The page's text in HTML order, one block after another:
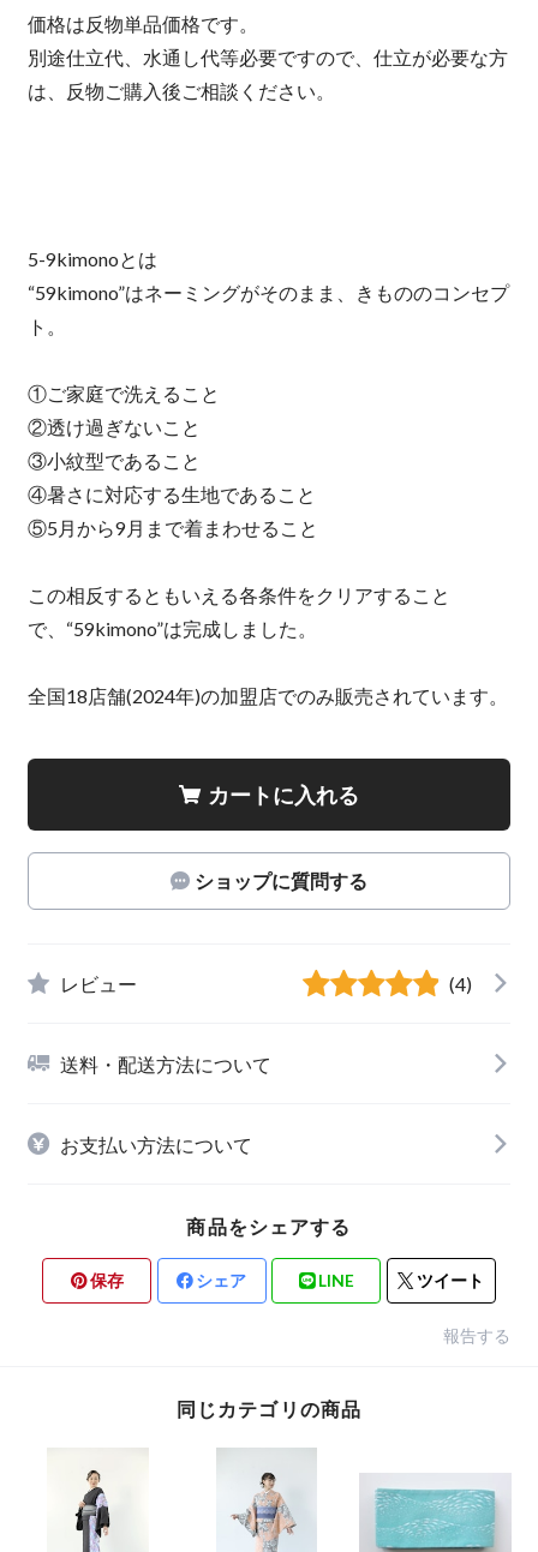
価格は反物単品価格です。
別途仕立代、水通し代等必要ですので、仕立が必要な方
は、反物ご購入後ご相談ください。
5-9kimonoとは
“59kimono”はネーミングがそのまま、きもののコンセプ
ト。
①ご家庭で洗えること
②透け過ぎないこと
③小紋型であること
④暑さに対応する生地であること
⑤5月から9月まで着まわせること
この相反するともいえる各条件をクリアすること
で、“59kimono”は完成しました。
全国18店舗(2024年)の加盟店でのみ販売されています。
カートに入れる
ショップに質問する
レビュー (4)
送料・配送方法について
お支払い方法について
商品をシェアする
保存 シェア LINE ツイート
報告する
同じカテゴリの商品